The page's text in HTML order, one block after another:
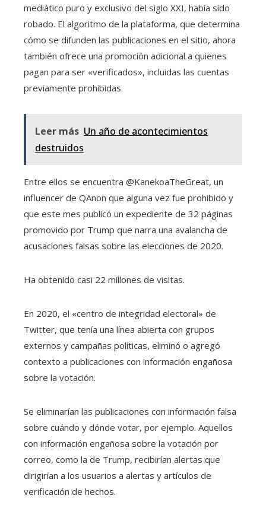
mediático puro y exclusivo del siglo XXI, había sido
robado. El algoritmo de la plataforma, que determina
cómo se difunden las publicaciones en el sitio, ahora
también ofrece una promoción adicional a quienes
pagan para ser «verificados», incluidas las cuentas
previamente prohibidas.
Leer más Un año de acontecimientos
destruidos
Entre ellos se encuentra @KanekoaTheGreat, un
influencer de QAnon que alguna vez fue prohibido y
que este mes publicó un expediente de 32 páginas
promovido por Trump que narra una avalancha de
acusaciones falsas sobre las elecciones de 2020.
Ha obtenido casi 22 millones de visitas.
En 2020, el «centro de integridad electoral» de
Twitter, que tenía una línea abierta con grupos
externos y campañas políticas, eliminó o agregó
contexto a publicaciones con información engañosa
sobre la votación.
Se eliminarían las publicaciones con información falsa
sobre cuándo y dónde votar, por ejemplo. Aquellos
con información engañosa sobre la votación por
correo, como la de Trump, recibirían alertas que
dirigirían a los usuarios a alertas y artículos de
verificación de hechos.